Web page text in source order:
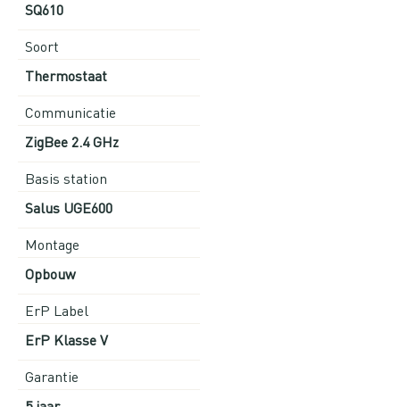
SQ610
Soort
Thermostaat
Communicatie
ZigBee 2.4 GHz
Basis station
Salus UGE600
Montage
Opbouw
ErP Label
ErP Klasse V
Garantie